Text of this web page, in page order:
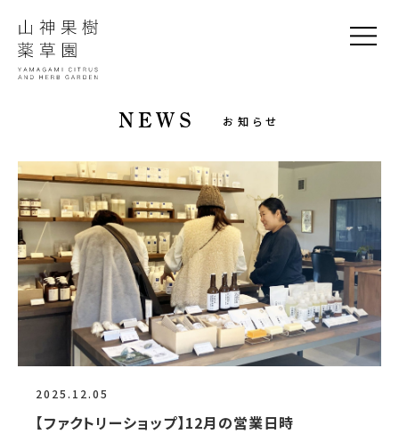
NEWS お知らせ
2025.12.05
【ファクトリーショップ】12月の営業日時